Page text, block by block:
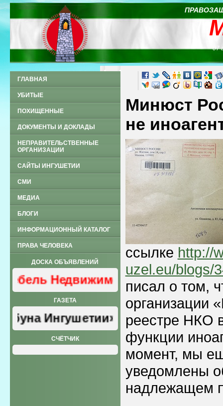
07
ГЛАВНАЯ
УБИТЫЕ
ПОХИЩЕННЫЕ
ДОКУМЕНТЫ И ДОКЛАДЫ
НЕПРАВИТЕЛЬСТВЕННЫЕ
ОРГАНИЗАЦИИ
САЙТЫ ИНГУШЕТИИ
СМИ
МЕДИА
БЛОГИ
ИНФОРМАЦИОННЫЙ КАТАЛОГ
ПРАВА ЧЕЛОВЕКА
ДОСКА ОБЪЯВЛЕНИЙ
Недвижимость
ГАЗЕТА
Ингушетии»
СЧЁТЧИК
Минюст
не
ссылке http://
uzel.eu/blogs/
писал о том,
организации
реестре НКО
функции
момент, мы
уведомлены
надлежащем